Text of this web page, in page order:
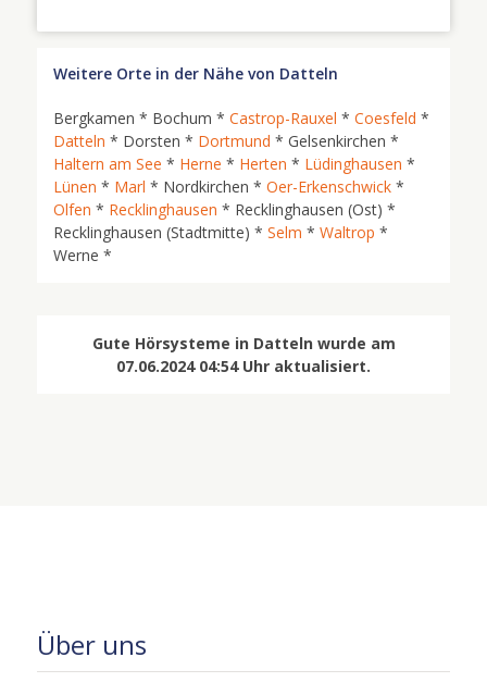
Weitere Orte in der Nähe von Datteln
Bergkamen * Bochum * Castrop-Rauxel * Coesfeld *
Datteln * Dorsten * Dortmund * Gelsenkirchen *
Haltern am See * Herne * Herten * Lüdinghausen *
Lünen * Marl * Nordkirchen * Oer-Erkenschwick *
Olfen * Recklinghausen * Recklinghausen (Ost) *
Recklinghausen (Stadtmitte) * Selm * Waltrop *
Werne *
Gute Hörsysteme in Datteln wurde am
07.06.2024 04:54 Uhr aktualisiert.
Über uns